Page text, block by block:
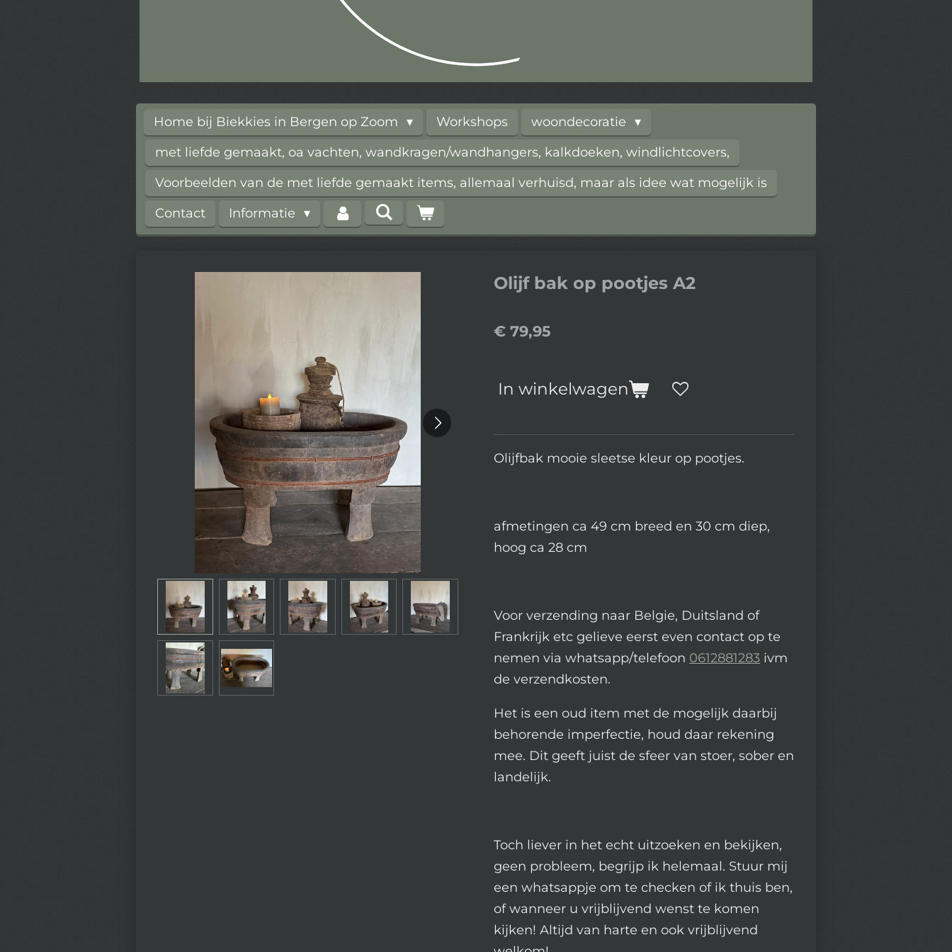
Home bij Biekkies in Bergen op Zoom Workshops
woondecoratie
met liefde gemaakt, oa vachten, wandkragen/wandhangers, kalkdoeken, windlichtcovers,
Voorbeelden van de met liefde gemaakt items, allemaal verhuisd, maar als idee wat mogelijk is
Contact
Informatie
Olijf bak op pootjes A2
€ 79,95
In winkelwagen
Olijfbak mooie sleetse kleur op pootjes.
afmetingen ca 49 cm breed en 30 cm diep,
hoog ca 28 cm
Voor verzending naar Belgie, Duitsland of
Frankrijk etc gelieve eerst even contact op te
nemen via whatsapp/telefoon 0612881283 ivm
de verzendkosten.
Het is een oud item met de mogelijk daarbij
behorende imperfectie, houd daar rekening
mee. Dit geeft juist de sfeer van stoer, sober en
landelijk.
Toch liever in het echt uitzoeken en bekijken,
geen probleem, begrijp ik helemaal. Stuur mij
een whatsappje om te checken of ik thuis ben,
of wanneer u vrijblijvend wenst te komen
kijken! Altijd van harte en ook vrijblijvend